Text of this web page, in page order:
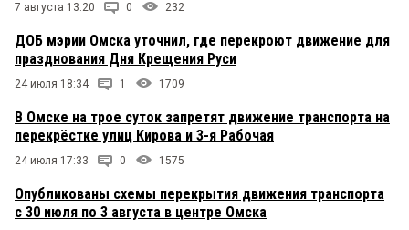
7 августа 13:20 0 232
ДОБ мэрии Омска уточнил, где перекроют движение для
празднования Дня Крещения Руси
24 июля 18:34 1 1709
В Омске на трое суток запретят движение транспорта на
перекрёстке улиц Кирова и 3-я Рабочая
24 июля 17:33 0 1575
Опубликованы схемы перекрытия движения транспорта
с 30 июля по 3 августа в центре Омска